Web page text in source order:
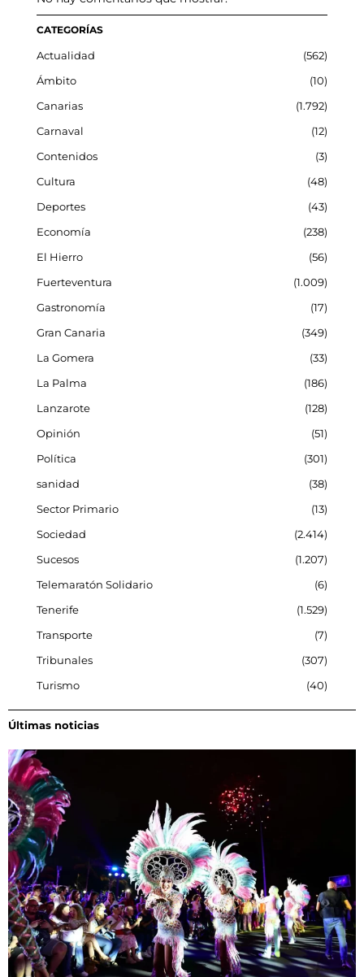
CATEGORÍAS
Actualidad
562
Ámbito
10
Canarias
1.792
Carnaval
12
Contenidos
3
Cultura
48
Deportes
43
Economía
238
El Hierro
56
Fuerteventura
1.009
Gastronomía
17
Gran Canaria
349
La Gomera
33
La Palma
186
Lanzarote
128
Opinión
51
Política
301
sanidad
38
Sector Primario
13
Sociedad
2.414
Sucesos
1.207
Telemaratón Solidario
6
Tenerife
1.529
Transporte
7
Tribunales
307
Turismo
40
Últimas noticias